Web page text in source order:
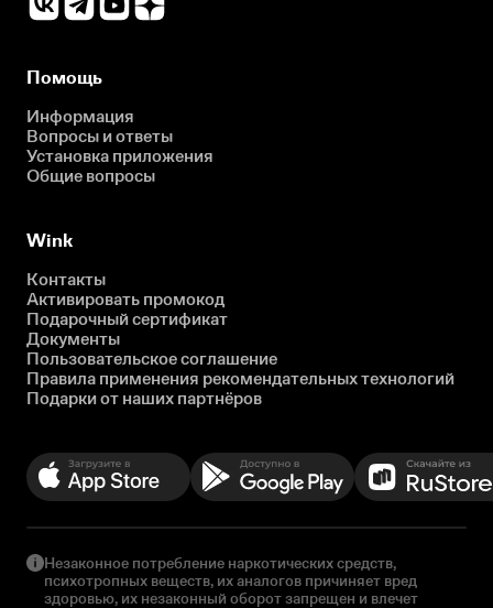
Помощь
Информация
Вопросы и ответы
Установка приложения
Общие вопросы
Wink
Контакты
Активировать промокод
Подарочный сертификат
Документы
Пользовательское соглашение
Правила применения рекомендательных технологий
Подарки от наших партнёров
Незаконное потребление наркотических средств,
психотропных веществ, их аналогов причиняет вред
здоровью, их незаконный оборот запрещен и влечет